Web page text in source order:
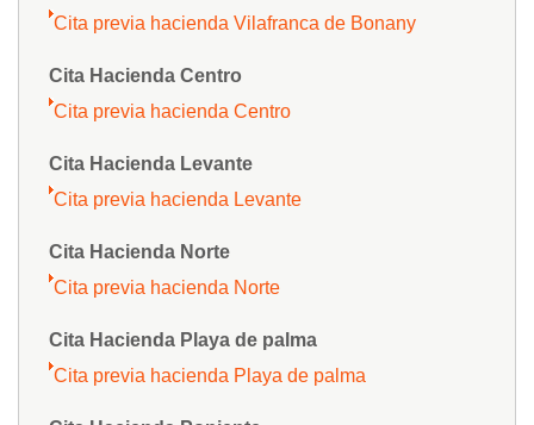
Cita previa hacienda Vilafranca de Bonany
Cita Hacienda Centro
Cita previa hacienda Centro
Cita Hacienda Levante
Cita previa hacienda Levante
Cita Hacienda Norte
Cita previa hacienda Norte
Cita Hacienda Playa de palma
Cita previa hacienda Playa de palma